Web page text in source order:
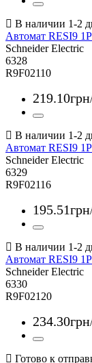
Автомат RESI9
Schneider Electric
6328
R9F02110
219.10грн
Автомат RESI9
Schneider Electric
6329
R9F02116
195.51грн
Автомат RESI9
Schneider Electric
6330
R9F02120
234.30грн